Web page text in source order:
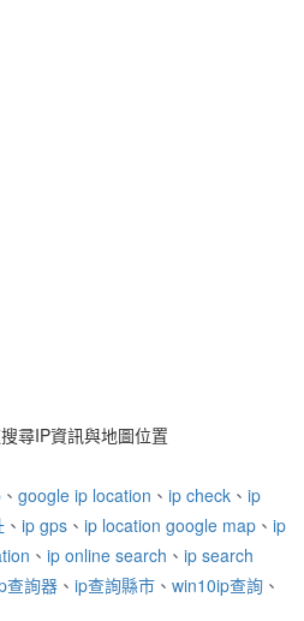
尋IP資訊與地圖位置
、google ip location 、ip check 、ip
、 ip gps 、 ip location google map 、 ip
、 ip online search 、 ip search
查詢器 、 ip查詢縣市 、 win10ip查詢 、